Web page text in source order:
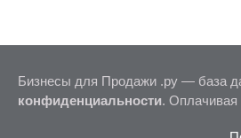
Бизнесы для Продажи .ру — база
конфиденциальности.